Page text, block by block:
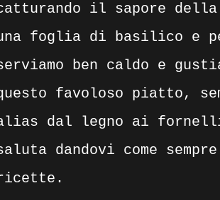
il sapore della
foglia di basilico e
ben caldo e
favoloso piatto,
dal legno ai
dandovi come